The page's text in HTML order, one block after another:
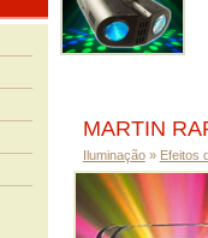
MARTIN
Iluminação» Efeitos